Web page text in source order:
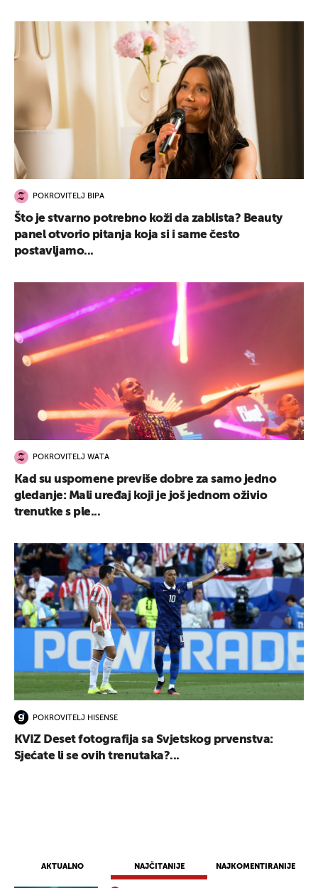
AKTUALNO NAJČITANIJE NAJKOMENTIRANIJE
POKROVITELJ BIPA
Što je stvarno potrebno koži da zablista? Beauty
panel otvorio pitanja koja si i same često
postavljamo...
POKROVITELJ WATA
Kad su uspomene previše dobre za samo jedno
gledanje: Mali uređaj koji je još jednom oživio
trenutke s ple...
POKROVITELJ HISENSE
KVIZ Deset fotografija sa Svjetskog prvenstva:
Sjećate li se ovih trenutaka?...